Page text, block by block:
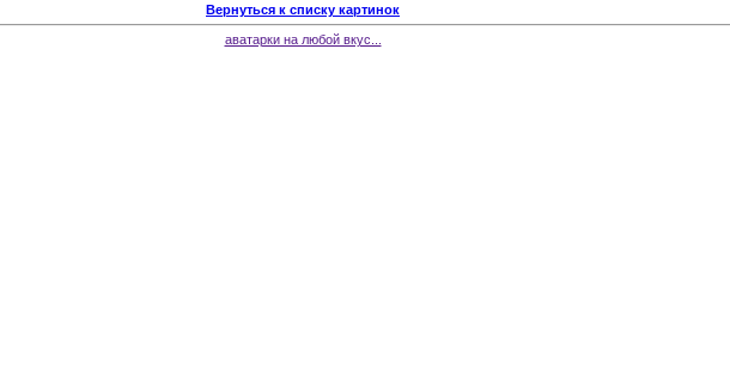
Вернуться к списку картинок
аватарки на любой вкус...